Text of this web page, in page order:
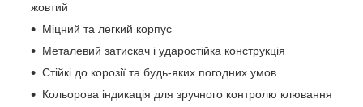
жовтий
Міцний та легкий корпус
Металевий затискач і ударостійка конструкція
Стійкі до корозії та будь-яких погодних умов
Кольорова індикація для зручного контролю клювання